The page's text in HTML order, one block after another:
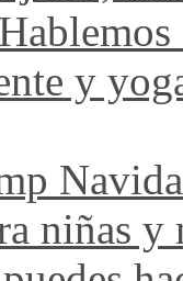
y
niñas y